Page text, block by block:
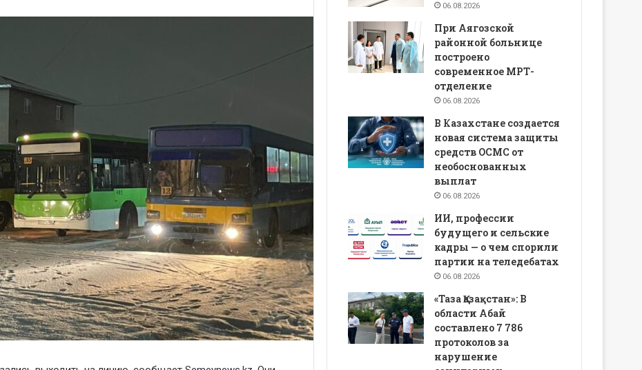
06.08.2026
При Аягозской
районной больнице
построено
современное МРТ-
отделение
06.08.2026
В Казахстане создается
новая система защиты
средств ОСМС от
необоснованных
выплат
06.08.2026
ИИ, профессии
будущего и сельские
кадры — о чем спорили
партии на теледебатах
06.08.2026
«Таза Қазақстан»: В
области Абай
составлено 7 786
протоколов за
нарушение